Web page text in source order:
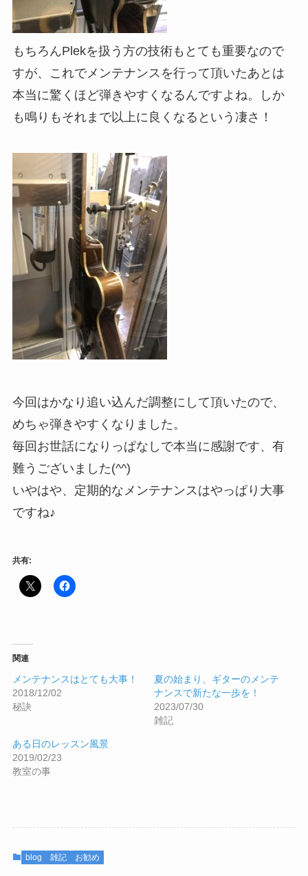
もちろんPlekを扱う方の技術もとても重要なので
すが、これでメンテナンスを行って頂いたあとは
本当に驚くほど弾きやすくなるんですよね。しか
も鳴りもそれまで以上に良くなるという凄さ！
今回はかなり追い込んだ調整にして頂いたので、
めちゃ弾きやすくなりました。
毎回お世話になりっぱなしで本当に感謝です、有
難うございました(^^)
いやはや、定期的なメンテナンスはやっぱり大事
ですね♪
共有:
関連
メンテナンスはとても大事！
2018/12/02
秘訣
夏の始まり、ギターのメンテ
ナンスで新たな一歩を！
2023/07/30
雑記
ある日のレッスン風景
2019/02/23
教室の事
blog 雑記 お勧め